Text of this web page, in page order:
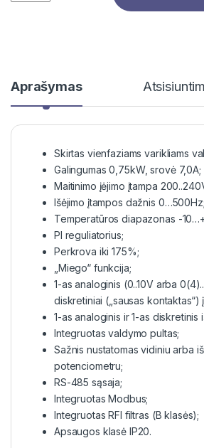
Aprašymas
Skirtas vienfaziams varikliams
Galingumas 0,75kW, srovė 7,0A;
Maitinimo įėjimo įtampa
Išėjimo įtampos dažnis 0…500Hz;
Temperatūros diapazonas -
PI reguliatorius;
Perkrova iki 175%;
„Miego“ funkcija;
1-as analoginis (0..10V arba
diskretiniai („sausas kontaktas“)
1-as analoginis ir 1-as diskretinis
Integruotas valdymo pultas;
Sažnis nustatomas vidiniu arba
potenciometru;
RS-485 sąsaja;
Integruotas Modbus;
Integruotas RFI filtras (B klasės);
Apsaugos klasė IP20.